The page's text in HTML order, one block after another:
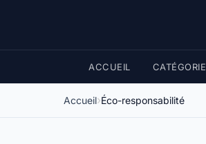
ACCUEIL CATÉGORIE
Accueil Éco-responsabilité